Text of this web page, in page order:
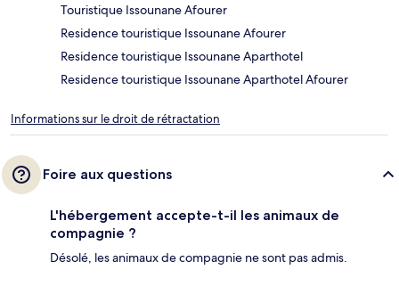
Touristique Issounane Afourer
Residence touristique Issounane Afourer
Residence touristique Issounane Aparthotel
Residence touristique Issounane Aparthotel Afourer
Informations sur le droit de rétractation
Foire aux questions
L'hébergement accepte-t-il les animaux de
compagnie ?
Désolé, les animaux de compagnie ne sont pas admis.